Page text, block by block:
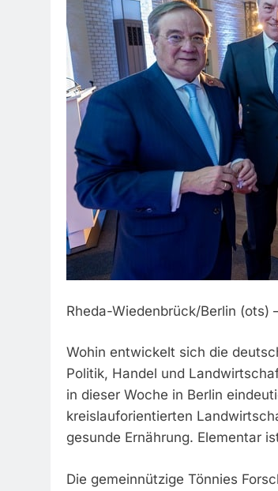
Rheda-Wiedenbrück/Berlin (ots)
Wohin entwickelt sich die
Politik, Handel und
in dieser Woche in Berlin
kreislauforientierten
gesunde Ernährung. Elementar
Die gemeinnützige Tönnies